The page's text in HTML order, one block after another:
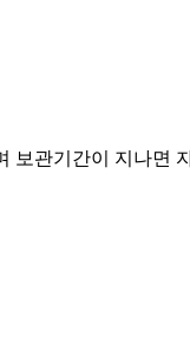
보관기간이 지나면